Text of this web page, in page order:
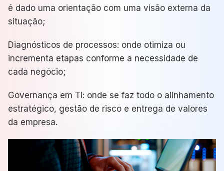
é dado uma orientação com uma visão externa da
situação;
Diagnósticos de processos: onde otimiza ou
incrementa etapas conforme a necessidade de
cada negócio;
Governança em TI: onde se faz todo o alinhamento
estratégico, gestão de risco e entrega de valores
da empresa.